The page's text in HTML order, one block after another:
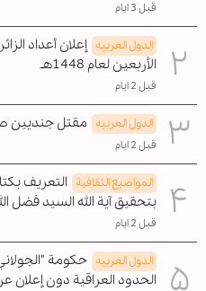
قبل 3 ايام
الدول العربیه إعلان أعداد
الأربعين لعام 1448هـ
قبل 2 ايام
الدول العربیه مقتل جنديين
قبل 2 ايام
المواضیع الثقافية التعريف
بتحقيق آية الله السيد فضل
قبل 2 ايام
الدول العربیه حكومة
الحدود العراقية دون إعلان